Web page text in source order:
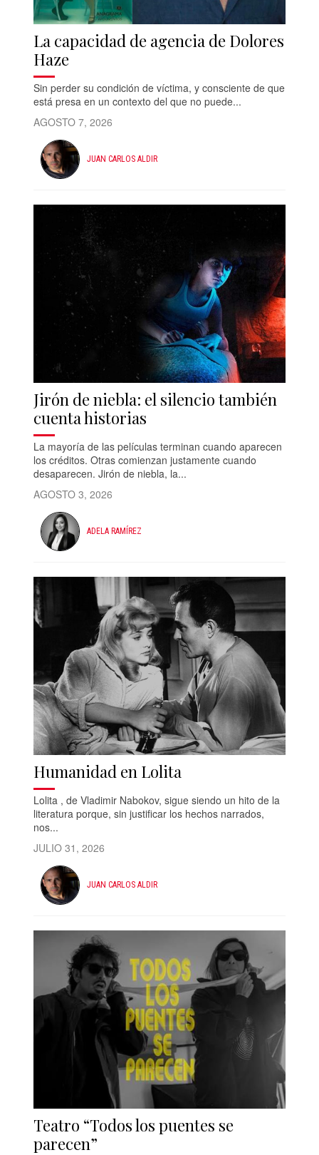
La capacidad de agencia de Dolores
Haze
Sin perder su condición de víctima, y consciente de que
está presa en un contexto del que no puede...
AGOSTO 7, 2026
JUAN CARLOS ALDIR
Jirón de niebla: el silencio también
cuenta historias
La mayoría de las películas terminan cuando aparecen
los créditos. Otras comienzan justamente cuando
desaparecen. Jirón de niebla, la...
AGOSTO 3, 2026
ADELA RAMÍREZ
Humanidad en Lolita
Lolita , de Vladimir Nabokov, sigue siendo un hito de la
literatura porque, sin justificar los hechos narrados,
nos...
JULIO 31, 2026
JUAN CARLOS ALDIR
Teatro “Todos los puentes se
parecen”